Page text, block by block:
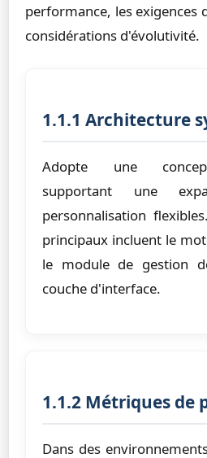
performance, les exigences
considérations d'évolutivité.
1.1.1 Architecture
Adopte une
supportant une
personnalisation
principaux incluent le
le module de gestion
couche d'interface.
1.1.2 Métriques de
Dans des